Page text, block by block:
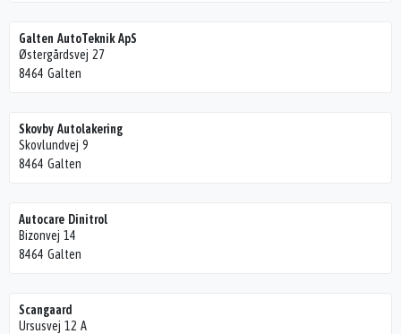
Galten AutoTeknik ApS
Østergårdsvej 27
8464 Galten
Skovby Autolakering
Skovlundvej 9
8464 Galten
Autocare Dinitrol
Bizonvej 14
8464 Galten
Scangaard
Ursusvej 12 A